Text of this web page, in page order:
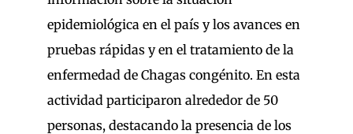
epidemiológica en el país y los avances en
pruebas rápidas y en el tratamiento de la
enfermedad de Chagas congénito. En esta
actividad participaron alrededor de 50
personas, destacando la presencia de los